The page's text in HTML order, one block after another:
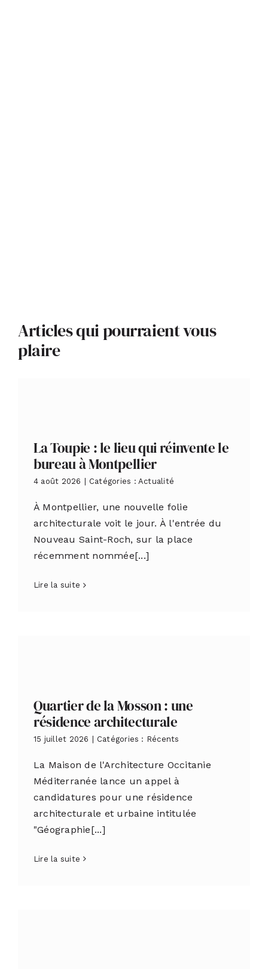
Articles qui pourraient vous
plaire
La Toupie : le lieu qui réinvente le
bureau à Montpellier
4 août 2026 Catégories : Actualité
À Montpellier, une nouvelle folie
architecturale voit le jour. À l'entrée du
Nouveau Saint-Roch, sur la place
récemment nommée[...]
Lire la suite
Quartier de la Mosson : une
résidence architecturale
15 juillet 2026 | Catégories : Récents
La Maison de l'Architecture Occitanie
Méditerranée lance un appel à
candidatures pour une résidence
architecturale et urbaine intitulée
"Géographie[...]
Lire la suite